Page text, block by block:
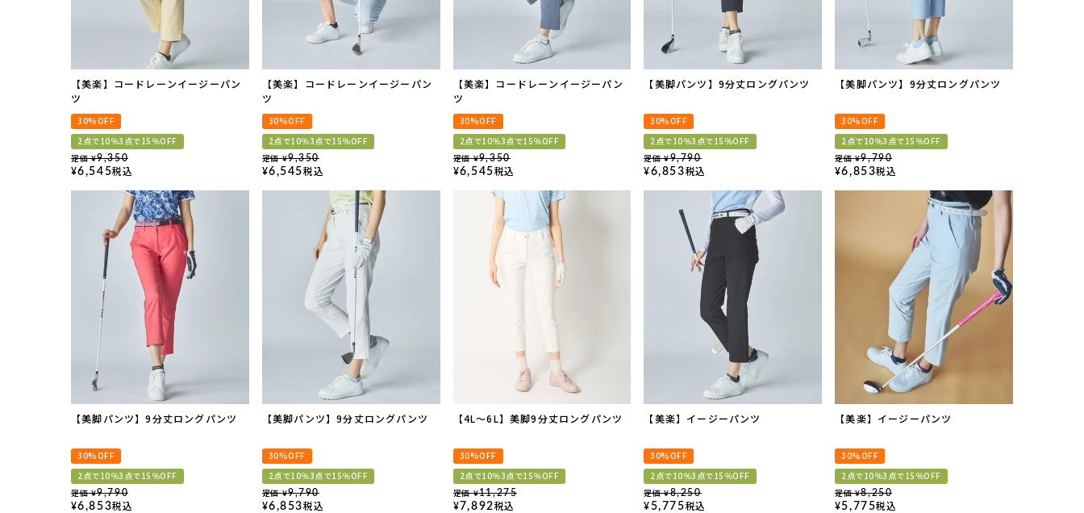
【美楽】コードレーンイージーパン
ツ
30%OFF
2点で10％3点で15％OFF
定価 ¥9,350
¥6,545税込
【美楽】コードレーンイージーパン
ツ
30%OFF
2点で10％3点で15％OFF
定価 ¥9,350
¥6,545税込
【美楽】コードレーンイージーパン
ツ
30%OFF
2点で10％3点で15％OFF
定価 ¥9,350
¥6,545税込
【美脚パンツ】9分丈ロングパンツ
30%OFF
2点で10％3点で15％OFF
定価 ¥9,790
¥6,853税込
【美脚パンツ】9分丈ロングパンツ
30%OFF
2点で10％3点で15％OFF
定価 ¥9,790
¥6,853税込
【美脚パンツ】9分丈ロングパンツ
30%OFF
2点で10％3点で15％OFF
定価 ¥9,790
¥6,853税込
【美脚パンツ】9分丈ロングパンツ
30%OFF
2点で10％3点で15％OFF
定価 ¥9,790
¥6,853税込
【4L～6L】美脚9分丈ロングパンツ
30%OFF
2点で10％3点で15％OFF
定価 ¥11,275
¥7,892税込
【美楽】イージーパンツ
30%OFF
2点で10％3点で15％OFF
定価 ¥8,250
¥5,775税込
【美楽】イージーパンツ
30%OFF
2点で10％3点で15％OFF
定価 ¥8,250
¥5,775税込